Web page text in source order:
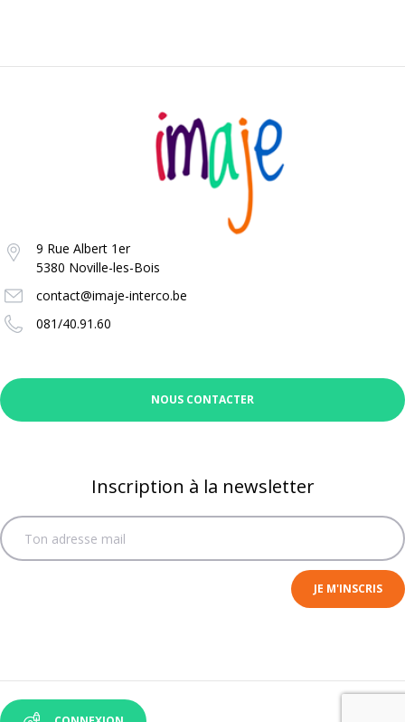
9 Rue Albert 1er
5380 Noville-les-Bois
contact@imaje-interco.be
081/40.91.60
NOUS CONTACTER
Inscription à la newsletter